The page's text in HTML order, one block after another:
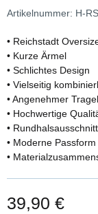
Artikelnummer: H-
• Reichstadt
• Kurze Ärmel
• Schlichtes Design
• Vielseitig
• Angenehmer
• Hochwertige
• Rundhalsausschnitt
• Moderne Passform
•
39,90 €